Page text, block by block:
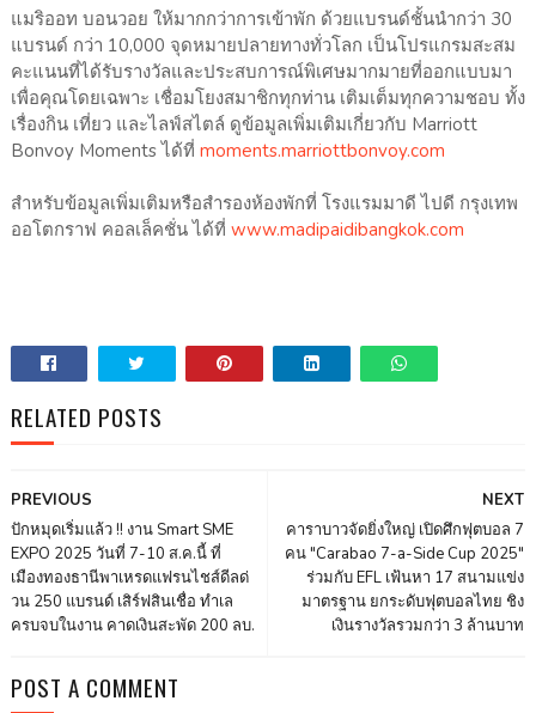
แมริออท บอนวอย ให้มากกว่าการเข้าพัก ด้วยแบรนด์ชั้นนำกว่า 30
แบรนด์ กว่า 10,000 จุดหมายปลายทางทั่วโลก เป็นโปรแกรมสะสม
คะแนนที่ได้รับรางวัลและประสบการณ์พิเศษมากมายที่ออกแบบมา
เพื่อคุณโดยเฉพาะ เชื่อมโยงสมาชิกทุกท่าน เติมเต็มทุกความชอบ ทั้ง
เรื่องกิน เที่ยว และไลฟ์สไตล์ ดูข้อมูลเพิ่มเติมเกี่ยวกับ Marriott
Bonvoy Moments ได้ที่ moments.marriottbonvoy.com
สำหรับข้อมูลเพิ่มเติมหรือสำรองห้องพักที่ โรงแรมมาดี ไปดี กรุงเทพ
ออโตกราฟ คอลเล็คชั่น ได้ที่ www.madipaidibangkok.com
RELATED POSTS
NEXT
คาราบาวจัดยิ่งใหญ่ เปิดศึกฟุตบอล 7
คน "Carabao 7-a-Side Cup 2025"
ร่วมกับ EFL เฟ้นหา 17 สนามแข่ง
มาตรฐาน ยกระดับฟุตบอลไทย ชิง
เงินรางวัลรวมกว่า 3 ล้านบาท
PREVIOUS
ปักหมุดเริ่มแล้ว !! งาน Smart SME
EXPO 2025 วันที่ 7-10 ส.ค.นี้ ที่
เมืองทองธานีพาเหรดแฟรนไชส์ดีลด่
วน 250 แบรนด์ เสิร์ฟสินเชื่อ ทำเล
ครบจบในงาน คาดเงินสะพัด 200 ลบ.
POST A COMMENT